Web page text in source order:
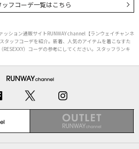
ッフコーデ一覧はこちら
ッション通販サイトRUNWAY channel【ランウェイチャンネ
タッフコーデを紹介。新着、人気のアイテムを着こなすた
）コーデの参考にしてください。スタッフランキ